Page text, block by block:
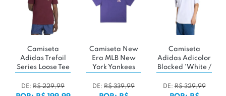
Camiseta
Adidas Trefoil
Series Loose Tee
DE: R$ 229,99
Camiseta New
Era MLB New
York Yankees
'Purple'
DE: R$ 339,99
Camiseta
Adidas Adicolor
Blocked 'White /
DE:R$ 329,99